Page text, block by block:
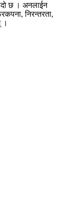
छ । अनलाईन
निरन्तरता,
।